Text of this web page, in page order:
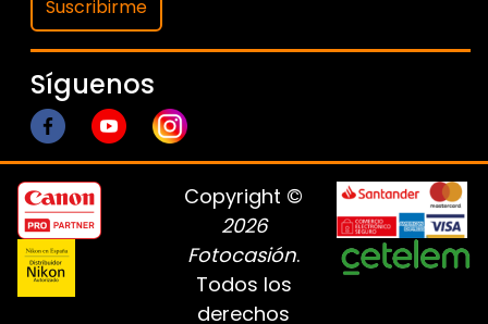
Suscribirme
Síguenos
Copyright ©
2026
Fotocasión.
Todos los
derechos